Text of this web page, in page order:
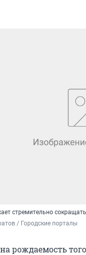
стремительно
/ Городские порталы
рождаемость